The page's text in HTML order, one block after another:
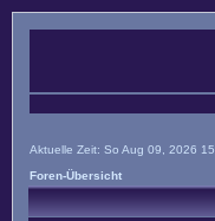
Aktuelle Zeit: So Aug 09, 2026
Foren-Übersicht